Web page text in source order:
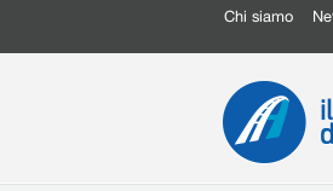
Chi siamo